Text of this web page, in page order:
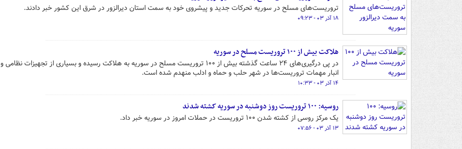
تروریست‌های مسلح در سوریه تحرکات جدید و پیشروی خود به سمت استان دیرالزور در شرق این کشور خبر دادند.
۱۸ آذر ۰۳ - ۰۹:۲۳
هلاکت بیش از ۱۰۰ تروریست مسلح در سوریه
در پی درگیری‌های ۲۴ ساعت گذشته بیش از ۱۰۰ تروریست مسلح در سوریه به هلاکت رسیده و بسیاری از تجهیزات نظامی و
انبار مهمات تروریست‌ها در شهر حلب و حماه و ادلب منهدم شده است.
۱۴ آذر ۰۳ - ۱۰:۳۳
روسیه: ۱۰۰ تروریست روز دوشنبه در سوریه کشته شدند
یک مرکز روسی از کشته شدن ۱۰۰ تروریست در حملات امروز در سوریه خبر داد.
۱۳ آذر ۰۳ - ۰۷:۵۶